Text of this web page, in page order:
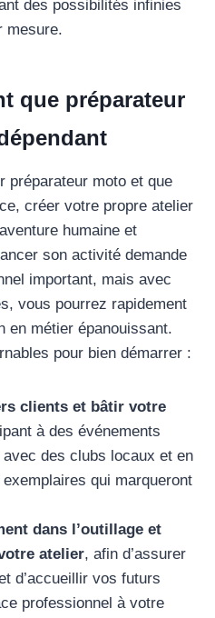
des possibilités infinies
mesure.
que préparateur
préparateur moto et que
créer votre propre atelier
humaine et
son activité demande
important, mais avec
vous pourrez rapidement
en métier épanouissant.
pour bien démarrer :
clients et bâtir votre
à des événements
des clubs locaux et en
qui marqueront
dans l’outillage et
atelier, afin d’assurer
d’accueillir vos futurs
professionnel à votre